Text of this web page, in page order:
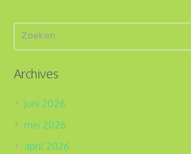
Archives
juni 2026
mei 2026
april 2026